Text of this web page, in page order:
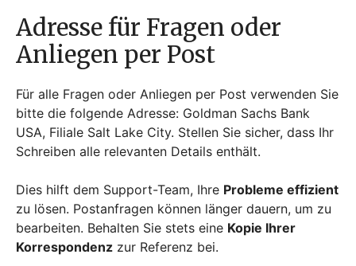
Adresse für Fragen oder
Anliegen per Post
Für alle Fragen oder Anliegen per Post verwenden Sie
bitte die folgende Adresse: Goldman Sachs Bank
USA, Filiale Salt Lake City. Stellen Sie sicher, dass Ihr
Schreiben alle relevanten Details enthält.
Dies hilft dem Support-Team, Ihre Probleme effizient
zu lösen. Postanfragen können länger dauern, um zu
bearbeiten. Behalten Sie stets eine Kopie Ihrer
Korrespondenz zur Referenz bei.